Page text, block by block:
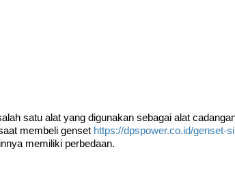
satu alat yang digunakan sebagai alat
membeli genset https://dpspower.co.id/genset-
memiliki perbedaan.